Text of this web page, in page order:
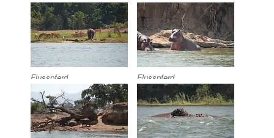
Flusspferd Flusspferd